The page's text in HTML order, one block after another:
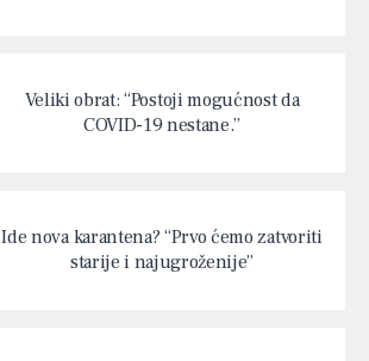
Veliki obrat: “Postoji mogućnost da
COVID-19 nestane.”
Ide nova karantena? “Prvo ćemo zatvoriti
starije i najugroženije”